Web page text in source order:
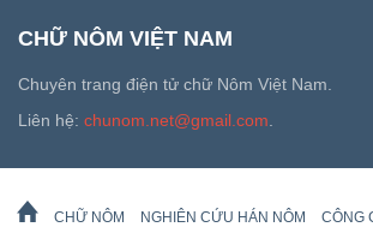
CHỮ NÔM VIỆT NAM
Chuyên trang điện tử chữ Nôm Việt Nam.
Liên hệ: chunom.net@gmail.com.
CHỮ NÔM NGHIÊN CỨU HÁN NÔM CÔNG